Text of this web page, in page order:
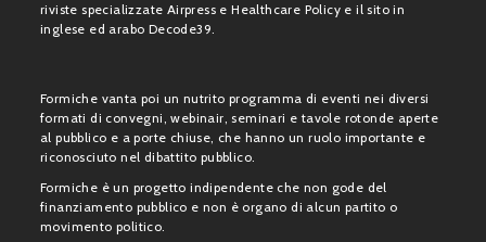
riviste specializzate Airpress e Healthcare Policy e il sito in
inglese ed arabo Decode39.
Formiche vanta poi un nutrito programma di eventi nei diversi
formati di convegni, webinair, seminari e tavole rotonde aperte
al pubblico e a porte chiuse, che hanno un ruolo importante e
riconosciuto nel dibattito pubblico.
Formiche è un progetto indipendente che non gode del
finanziamento pubblico e non è organo di alcun partito o
movimento politico.